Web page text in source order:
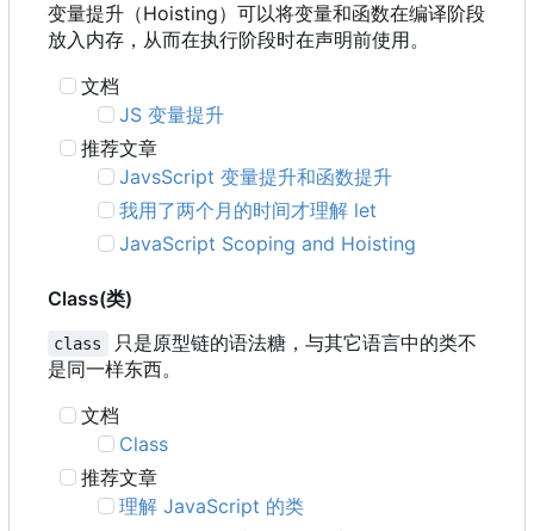
变量提升 （Hoisting） 可以将变量和函数在编译阶段
放入内存 ， 从而在执行阶段时在声明前使用。
文档
JS 变量提升
推荐文章
JavsScript 变量提升和函数提升
我用了两个月的时间才理解 let
JavaScript Scoping and Hoisting
Class(类)
class
只是原型链的语法糖，与其它语言中的类不
是同一样东西。
文档
Class
推荐文章
理解 JavaScript 的类